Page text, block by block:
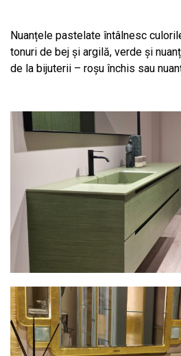
Nuanțele pastelate întâlnesc
tonuri de bej și argilă, verde și
de la bijuterii – roșu închis sau